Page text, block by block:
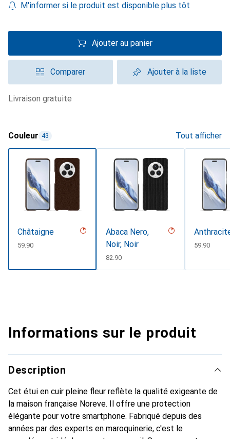
M'informer si le produit est disponible plus tôt
Ajouter au panier
Comparer Ajouter à la liste
livraison gratuite
Couleur 43 Tout afficher
Châtaigne
CHF
59.90
Abaca Nero,
Noir, Noir
CHF
82.90
CHF
59.90
Informations sur le produit
Description
Cet étui en cuir pleine fleur reflète la qualité exigeante de
la maison française Noreve. Il offre une protection
élégante pour votre smartphone. Fabriqué depuis des
années par des experts en maroquinerie, c'est le